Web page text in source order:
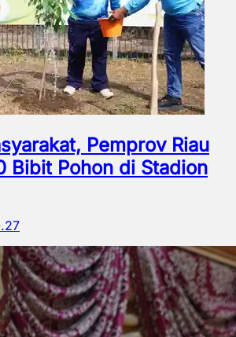
Pemprov Riau
Bibit Pohon di Stadion